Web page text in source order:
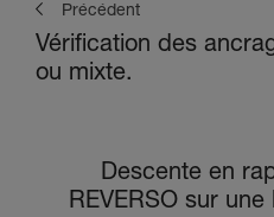
Précédent
Vérification des
ou mixte.
Descente en
REVERSO sur